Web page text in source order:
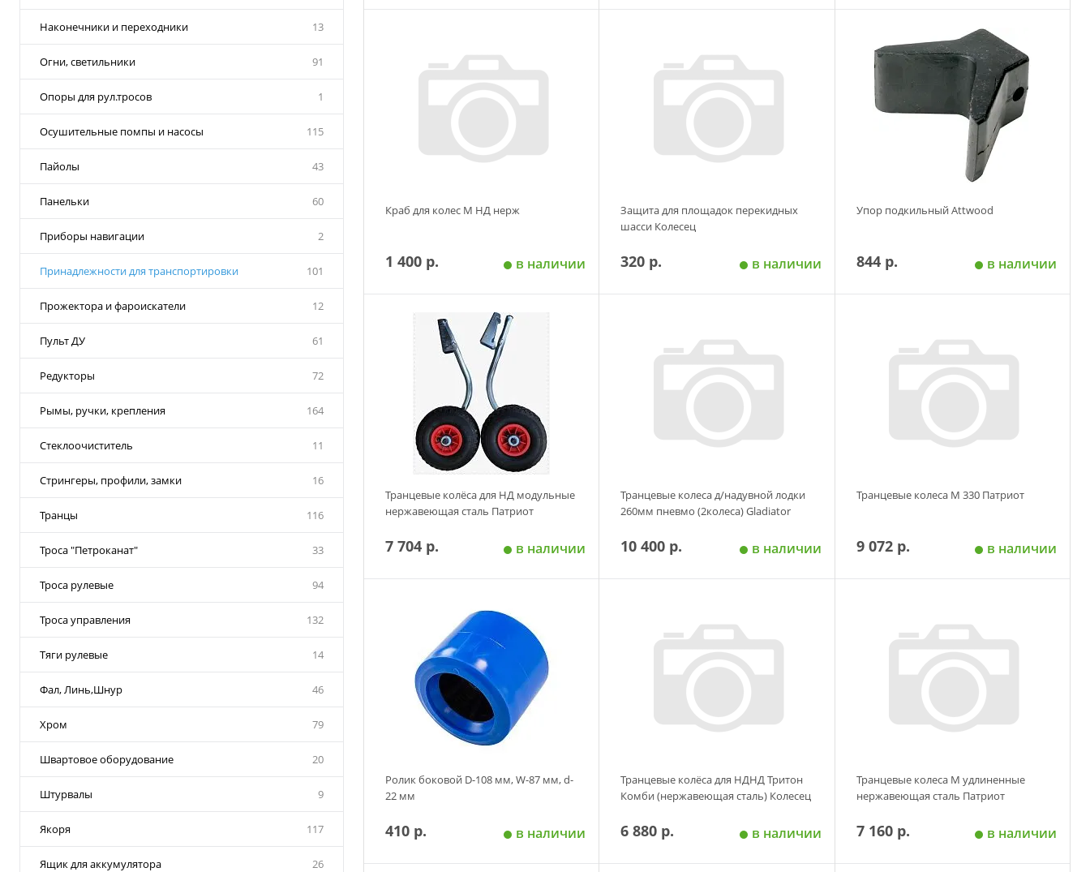
Наконечники и переходники 13
Огни, светильники 91
Опоры для рул.тросов 1
Осушительные помпы и насосы 115
Пайолы 43
Панельки 60
Приборы навигации 2
Принадлежности для транспортировки 101
Прожектора и фароискатели 12
Пульт ДУ 61
Редукторы 72
Рымы, ручки, крепления 164
Стеклоочиститель 11
Стрингеры, профили, замки 16
Транцы 116
Троса "Петроканат" 33
Троса рулевые 94
Троса управления 132
Тяги рулевые 14
Фал, Линь,Шнур 46
Хром 79
Швартовое оборудование 20
Штурвалы 9
Якоря 117
Ящик для аккумулятора 26
Добавить в корзину
Краб для колес М НД нерж
1 400 р. в наличии
Добавить в корзину
Защита для площадок перекидных
шасси Колесец
320 р. в наличии
Упор подкильный Attwood
844 р. в наличии
Транцевые колёса для НД модульные
нержавеющая сталь Патриот
7 704 р. в наличии
Транцевые колеса д/надувной лодки
260мм пневмо (2колеса) Gladiator
10 400 р. в наличии
Транцевые колеса М 330 Патриот
9 072 р. в наличии
Ролик боковой D-108 мм, W-87 мм, d-
22 мм
410 р. в наличии
Транцевые колёса для НДНД Тритон
Комби (нержавеющая сталь) Колесец
6 880 р. в наличии
Транцевые колеса М удлиненные
нержавеющая сталь Патриот
7 160 р. в наличии